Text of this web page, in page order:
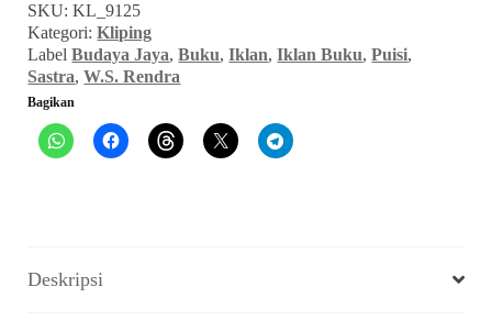
W.S.
Rendra
(Budaya
Jaya,
April
1972,
SKU:KL_9125
Kategori:Kliping
LabelBudaya Jaya,Buku,Iklan,Iklan Buku,Puisi,
Sastra,W.S. Rendra
Bagikan
Deskripsi